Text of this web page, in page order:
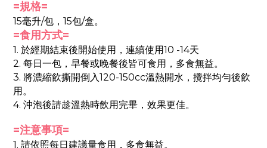
萃取粉(當歸萃取物、麥芽糊精)、柑橘果膠(柑橘果膠、蔗
糖)、玉米糖膠、檸檬酸、川芎萃取粉(川芎萃取物、麥芽
糊精)、熟地萃取粉(熟地萃取物、麥芽糊精)、益母草萃取
粉(益母草萃取物、麥芽糊精)、白芍萃取粉、阿拉伯膠、
桑葚果萃取粉、大豆卵磷脂、紅豆粉。
=規格=
15毫升/包，15包/盒。
=食用方式=
1. 於經期結束後開始使用，連續使用10 -14天
2. 每日一包，早餐或晚餐後皆可食用，多食無益。
3. 將濃縮飲撕開倒入120-150cc溫熱開水，攪拌均勻後飲
用。
4. 沖泡後請趁溫熱時飲用完畢，效果更佳。
=注意事項=
1. 請依照每日建議量食用，多食無益。